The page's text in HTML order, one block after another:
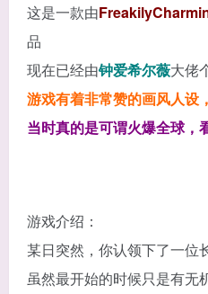
这是一款由
品
现在已经由钟爱希尔薇大佬
游戏有着非常赞的画风人设
当时真的是可谓火爆全球，
游戏介绍：
某日突然，你认领下了一位
虽然最开始的时候只是有无